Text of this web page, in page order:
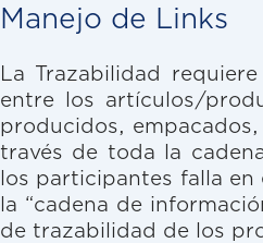
Manejo de Links
La Trazabilidad
entre los artículos/
producidos,
través de toda la
los participantes falla en
la “cadena de
de trazabilidad de los